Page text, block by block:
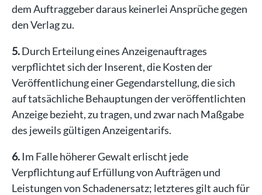
dem Auftraggeber daraus keinerlei Ansprüche gegen
den Verlag zu.
5.Durch Erteilung eines Anzeigenauftrages
verpflichtet sich der Inserent, die Kosten der
Veröffentlichung einer Gegendarstellung, die sich
auf tatsächliche Behauptungen der veröffentlichten
Anzeige bezieht, zu tragen, und zwar nach Maßgabe
des jeweils gültigen Anzeigentarifs.
6.Im Falle höherer Gewalt erlischt jede
Verpflichtung auf Erfüllung von Aufträgen und
Leistungen von Schadenersatz; letzteres gilt auch für